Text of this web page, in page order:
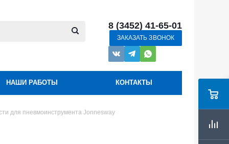
8 (3452) 41-65-01
ЗАКАЗАТЬ ЗВОНОК
НАШИ РАБОТЫ КОНТАКТЫ
для пневмоинструмента Jonnesway